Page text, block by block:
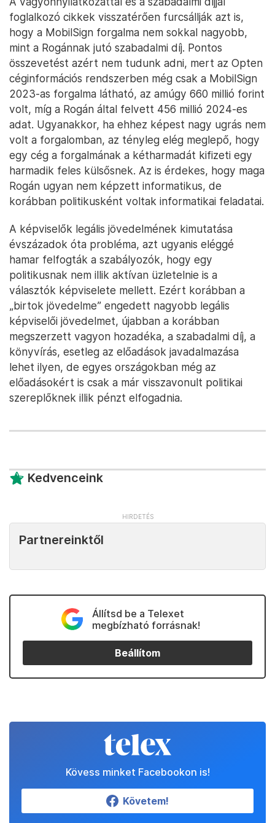
foglalkozó cikkek visszatérően furcsállják azt is,
hogy a MobilSign forgalma nem sokkal nagyobb,
mint a Rogánnak jutó szabadalmi díj. Pontos
összevetést azért nem tudunk adni, mert az Opten
céginformációs rendszerben még csak a MobilSign
2023-as forgalma látható, az amúgy 660 millió forint
volt, míg a Rogán által felvett 456 millió 2024-es
adat. Ugyanakkor, ha ehhez képest nagy ugrás nem
volt a forgalomban, az tényleg elég meglepő, hogy
egy cég a forgalmának a kétharmadát kifizeti egy
harmadik feles külsősnek. Az is érdekes, hogy maga
Rogán ugyan nem képzett informatikus, de
korábban politikusként voltak informatikai feladatai.
A képviselők legális jövedelmének kimutatása
évszázadok óta probléma, azt ugyanis eléggé
hamar felfogták a szabályozók, hogy egy
politikusnak nem illik aktívan üzletelnie is a
választók képviselete mellett. Ezért korábban a
„birtok jövedelme” engedett nagyobb legális
képviselői jövedelmet, újabban a korábban
megszerzett vagyon hozadéka, a szabadalmi díj, a
könyvírás, esetleg az előadások javadalmazása
lehet ilyen, de egyes országokban még az
előadásokért is csak a már visszavonult politikai
szereplőknek illik pénzt elfogadnia.
Kedvenceink
Partnereinktől
Állítsd be a Telexet
megbízható forrásnak!
Beállítom
Kövess minket Facebookon is!
Követem!